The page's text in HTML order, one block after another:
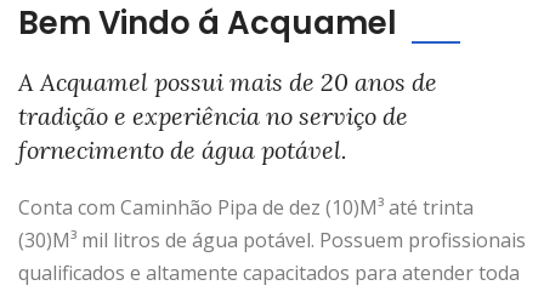
Bem Vindo á Acquamel
A Acquamel possui mais de 20 anos de
tradição e experiência no serviço de
fornecimento de água potável.
Conta com Caminhão Pipa de dez (10)M³ até trinta
(30)M³ mil litros de água potável. Possuem profissionais
qualificados e altamente capacitados para atender toda